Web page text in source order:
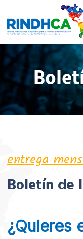
entrega
Boletín de
¿Quieres